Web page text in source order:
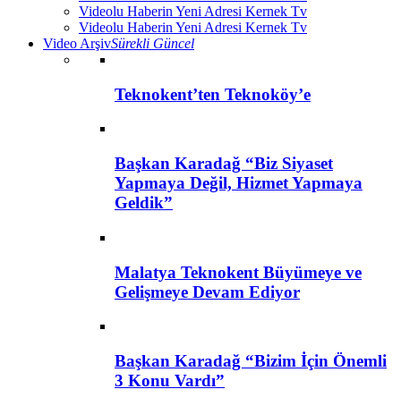
Videolu Haberin Yeni Adresi Kernek Tv
Videolu Haberin Yeni Adresi Kernek Tv
Video ArşivSürekli Güncel
Teknokent’ten Teknoköy’e
Başkan Karadağ “Biz Siyaset
Yapmaya Değil, Hizmet Yapmaya
Geldik”
Malatya Teknokent Büyümeye ve
Gelişmeye Devam Ediyor
Başkan Karadağ “Bizim İçin Önemli
3 Konu Vardı”